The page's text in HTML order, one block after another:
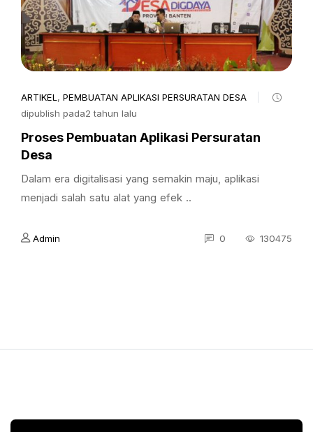
ARTIKEL , PEMBUATAN APLIKASI PERSURATAN DESA
dipublish pada2 tahun lalu
Proses Pembuatan Aplikasi Persuratan
Desa
Dalam era digitalisasi yang semakin maju, aplikasi
menjadi salah satu alat yang efek ..
Admin 0 130475